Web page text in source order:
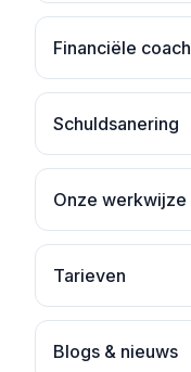
Financiële coach
Schuldsanering
Onze werkwijze
Tarieven
Blogs & nieuws